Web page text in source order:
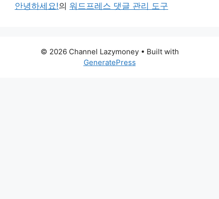
안녕하세요!의 워드프레스 댓글 관리 도구
© 2026 Channel Lazymoney• Built with
GeneratePress